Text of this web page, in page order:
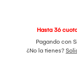
Hasta 36
Pagando con
¿No la tienes?